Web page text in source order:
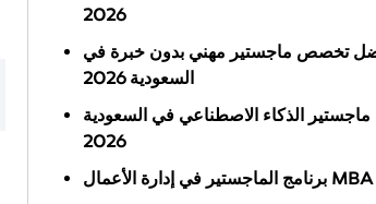
2026
تخصص ماجستير مهني بدون خبرة في
السعودية 2026
ماجستير الذكاء الاصطناعي في السعودية
2026
برنامج الماجستير في إدارة الأعمال MBA